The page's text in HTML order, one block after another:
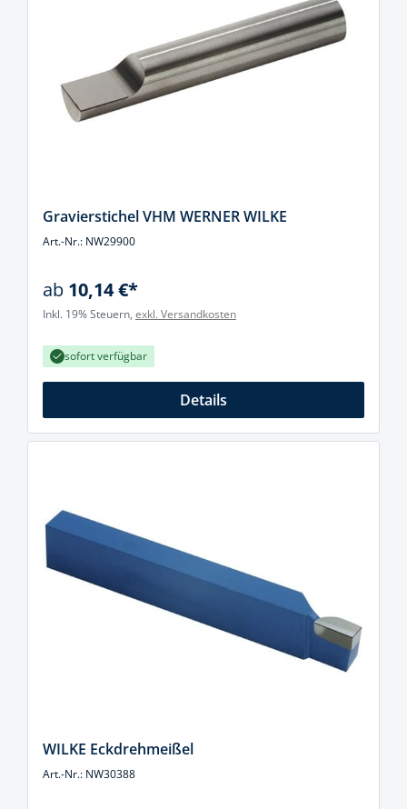
Gravierstichel VHM WERNER WILKE
Art.-Nr.: NW29900
ab 10,14 €*
Inkl. 19% Steuern, exkl. Versandkosten
sofort verfügbar
Details
WILKE Eckdrehmeißel
Art.-Nr.: NW30388